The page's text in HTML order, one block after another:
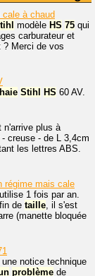
cale à chaud
modèle HS 75 qui
carburateur et
Merci de vos
haie Stihl HS 60 AV.
n'arrive plus à
creuse - de L 3,4cm
les lettres ABS.
régime mais cale
1 fois par an.
de taille, il s'est
(manette bloquée
notice technique
problème de